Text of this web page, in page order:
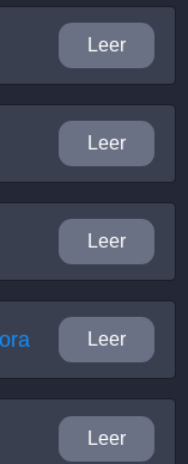
Leer
Leer
Leer
Leer
Leer